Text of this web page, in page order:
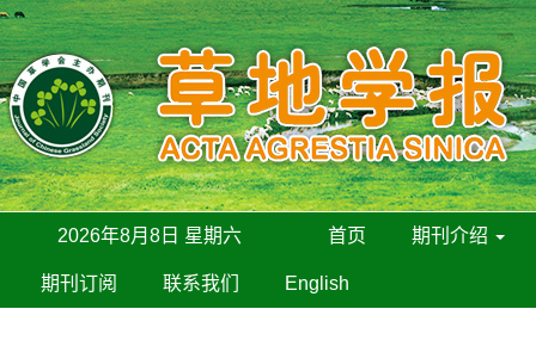
2026年8月8日 星期六 首页 期刊介绍
期刊订阅 联系我们 English